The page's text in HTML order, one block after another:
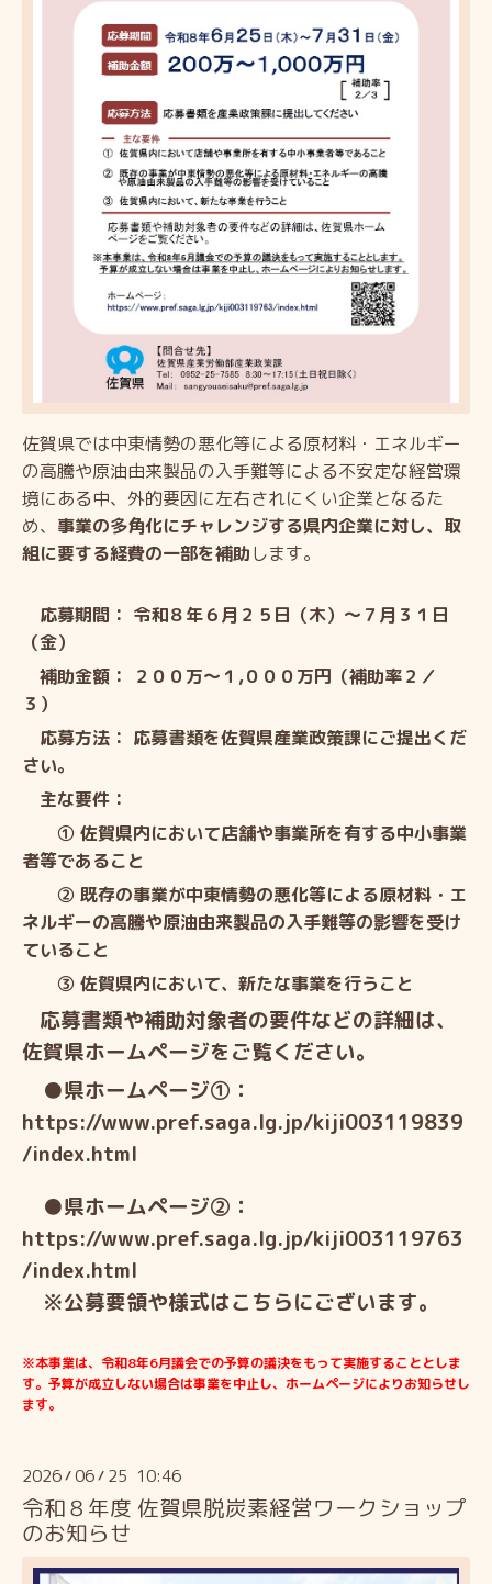
佐賀県では中東情勢の悪化等による原材料・エネルギー
の高騰や原油由来製品の入手難等による不安定な経営環
境にある中、外的要因に左右されにくい企業となるた
め、 事業の多角化にチャレンジする県内企業に対し、取
組に要する経費の一部を補助します。
応募期間： 令和８年６月２５日（木）～７月３１日
（金）
補助金額： ２００万～１,０００万円（補助率２／
３）
応募方法： 応募書類を佐賀県産業政策課にご提出くだ
さい。
主な要件：
① 佐賀県内において店舗や事業所を有する中小事業
者等であること
② 既存の事業が中東情勢の悪化等による原材料・エ
ネルギーの高騰や原油由来製品の入手難等の影響を受け
ていること
③ 佐賀県内において、新たな事業を行うこと
応募書類や補助対象者の要件などの詳細は、
佐賀県ホームページをご覧ください。
●県ホームページ①：
https://www.pref.saga.lg.jp/kiji003119839
/index.html
●県ホームページ②：
https://www.pref.saga.lg.jp/kiji003119763
/index.html
※公募要領や様式はこちらにございます。
※本事業は、令和8年6月議会での予算の議決をもって実施することとしま
す。 予算が成立しない場合は事業を中止し、ホームページによりお知らせし
ます。
2026/06/ 25 10:46
令和８年度 佐賀県脱炭素経営ワークショップ
のお知らせ